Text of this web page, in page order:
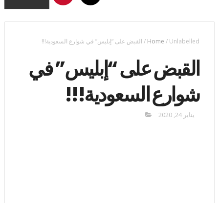
Home / Unlabelled
/ القبض على “إبليس” في شوارع السعودية!!!
القبض على “إبليس” في
شوارع السعودية!!!
يناير 24, 2020